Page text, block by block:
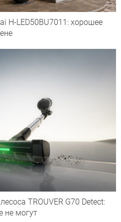
H-LED50BU7011: хорошее
TROUVER G70 Detect:
не могут